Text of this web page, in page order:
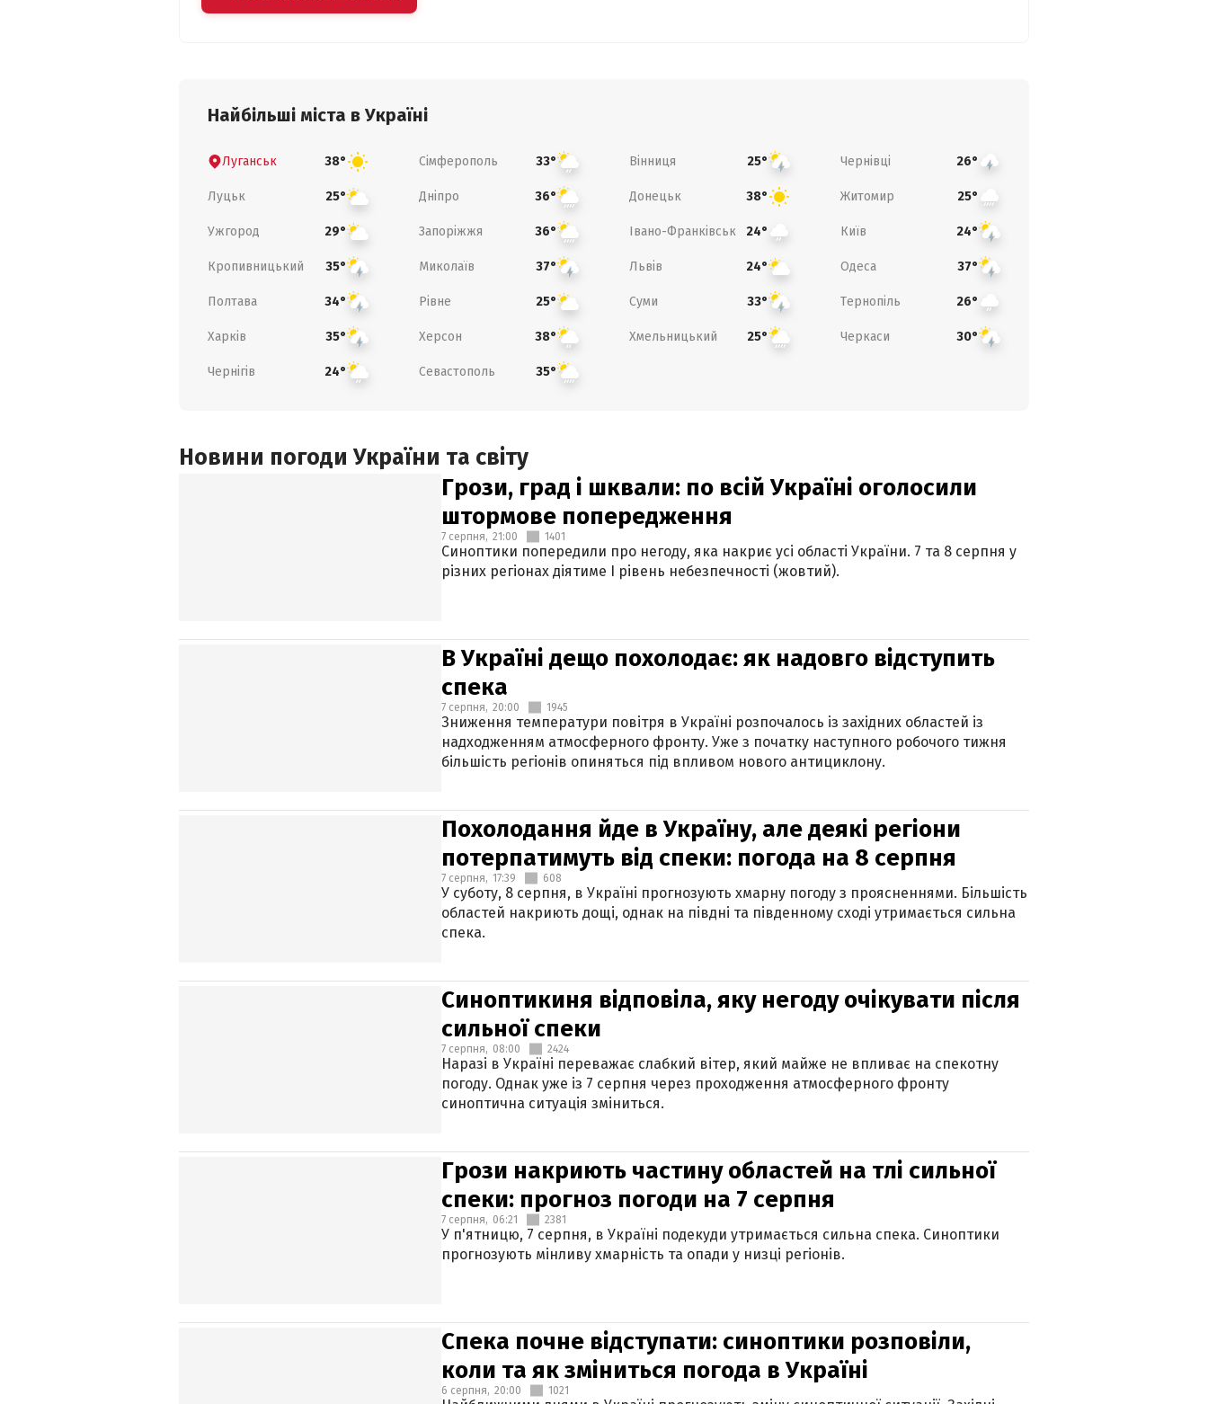
Найбільші міста в Україні
Луганськ 38° Сімферополь 33° Вінниця 25° Чернівці 26°
Луцьк 25° Дніпро 36° Донецьк 38° Житомир 25°
Ужгород 29° Запоріжжя 36° Івано-Франківськ 24° Київ 24°
Кропивницький 35° Миколаїв 37° Львів 24° Одеса 37°
Полтава 34° Рівне 25° Суми 33° Тернопіль 26°
Харків 35° Херсон 38° Хмельницький 25° Черкаси 30°
Чернігів 24° Севастополь 35°
Новини погоди України та світу
Грози, град і шквали: по всій Україні оголосили
штормове попередження
7 серпня, 21:00 1401
Синоптики попередили про негоду, яка накриє усі області України. 7 та 8 серпня у
різних регіонах діятиме І рівень небезпечності (жовтий).
В Україні дещо похолодає: як надовго відступить
спека
7 серпня, 20:00 1945
Зниження температури повітря в Україні розпочалось із західних областей із
надходженням атмосферного фронту. Уже з початку наступного робочого тижня
більшість регіонів опиняться під впливом нового антициклону.
Похолодання йде в Україну, але деякі регіони
потерпатимуть від спеки: погода на 8 серпня
7 серпня, 17:39 608
У суботу, 8 серпня, в Україні прогнозують хмарну погоду з проясненнями. Більшість
областей накриють дощі, однак на півдні та південному сході утримається сильна
спека.
Синоптикиня відповіла, яку негоду очікувати після
сильної спеки
7 серпня, 08:00 2424
Наразі в Україні переважає слабкий вітер, який майже не впливає на спекотну
погоду. Однак уже із 7 серпня через проходження атмосферного фронту
синоптична ситуація зміниться.
Грози накриють частину областей на тлі сильної
спеки: прогноз погоди на 7 серпня
7 серпня, 06:21 2381
У п'ятницю, 7 серпня, в Україні подекуди утримається сильна спека. Синоптики
прогнозують мінливу хмарність та опади у низці регіонів.
Спека почне відступати: синоптики розповіли,
коли та як зміниться погода в Україні
6 серпня, 20:00 1021